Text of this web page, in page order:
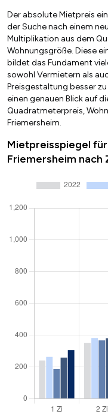
Der absolute Mietpreis
der Suche nach einem
Multiplikation aus dem
Wohnungsgröße. Diese
bildet das Fundament
sowohl Vermietern als
Preisgestaltung besser
einen genauen Blick auf
Quadratmeterpreis,
Friemersheim.
Mietpreisspiegel
Friemersheim nach